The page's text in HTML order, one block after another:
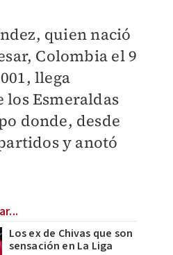
quien nació
Colombia el 9
llega
los Esmeraldas
donde, desde
y anotó
Los ex de Chivas que son
sensación en La Liga